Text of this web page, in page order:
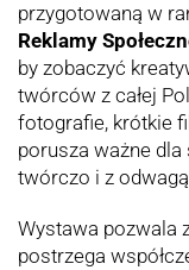
przygotowaną w
Reklamy
by zobaczyć
twórców z całej
fotografie, krótkie
porusza ważne dla
twórczo i z
Wystawa pozwala
postrzega